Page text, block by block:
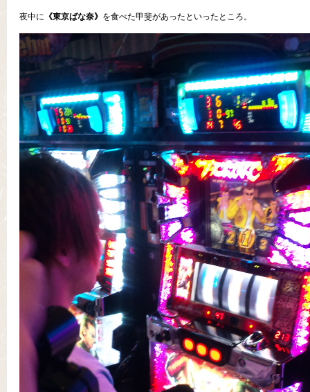
夜中に 《東京ばな奈》 を食べた甲斐があったといったところ。